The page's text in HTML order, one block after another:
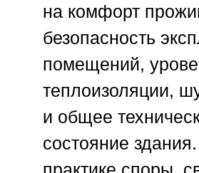
на комфорт
безопасность
помещений,
теплоизоляции,
и общее
состояние